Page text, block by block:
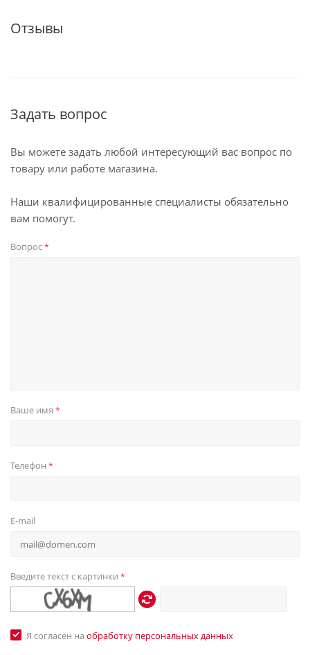
Отзывы
Задать вопрос
Вы можете задать любой интересующий вас вопрос по
товару или работе магазина.
Наши квалифицированные специалисты обязательно
вам помогут.
Вопрос*
Ваше имя *
Телефон *
E-mail
Введите текст с картинки *
Я согласен на обработку персональных данных